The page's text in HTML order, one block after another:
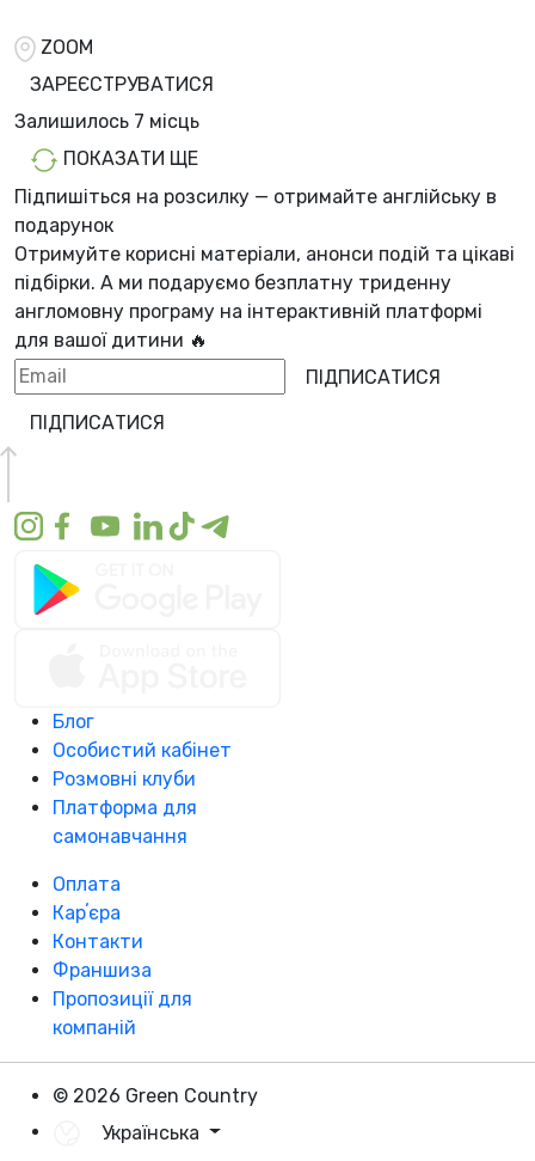
ZOOM
ЗАРЕЄСТРУВАТИСЯ
Залишилось 7 місць
ПОКАЗАТИ ЩЕ
Підпишіться на розсилку — отримайте англійську в
подарунок
Отримуйте корисні матеріали, анонси подій та цікаві
підбірки. А ми подаруємо безплатну триденну
англомовну програму на інтерактивній платформі
для вашої дитини 🔥
ПІДПИСАТИСЯ
ПІДПИСАТИСЯ
Блог
Особистий кабінет
Розмовні клуби
Платформа для
самонавчання
Оплата
Карʼєра
Контакти
Франшиза
Пропозиції для
компаній
© 2026 Green Country
Українська